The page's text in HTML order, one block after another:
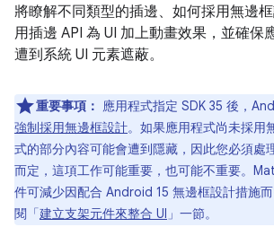
將瞭解不同類型的插邊、如何採用無邊
用插邊 API 為 UI 加上動畫效果，並確保
遭到系統 UI 元素遮蔽。
重要事項：
應用程式指定 SDK 35 後，
強制採用無邊框設計。如果應用程式尚未採用
式的部分內容可能會遭到隱藏，因此您必須處
而定，這項工作可能重要，也可能不重要。
件可減少因配合 Android 15 無邊框設計措施
閱「建立支架元件來整合 UI 」一節。